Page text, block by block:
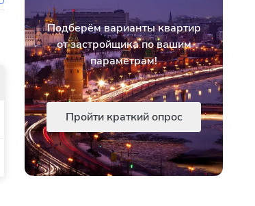
Подберём варианты квартир
от застройщика по вашим
параметрам!
Пройти краткий опрос